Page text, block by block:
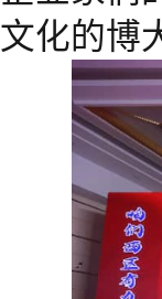
文化的博